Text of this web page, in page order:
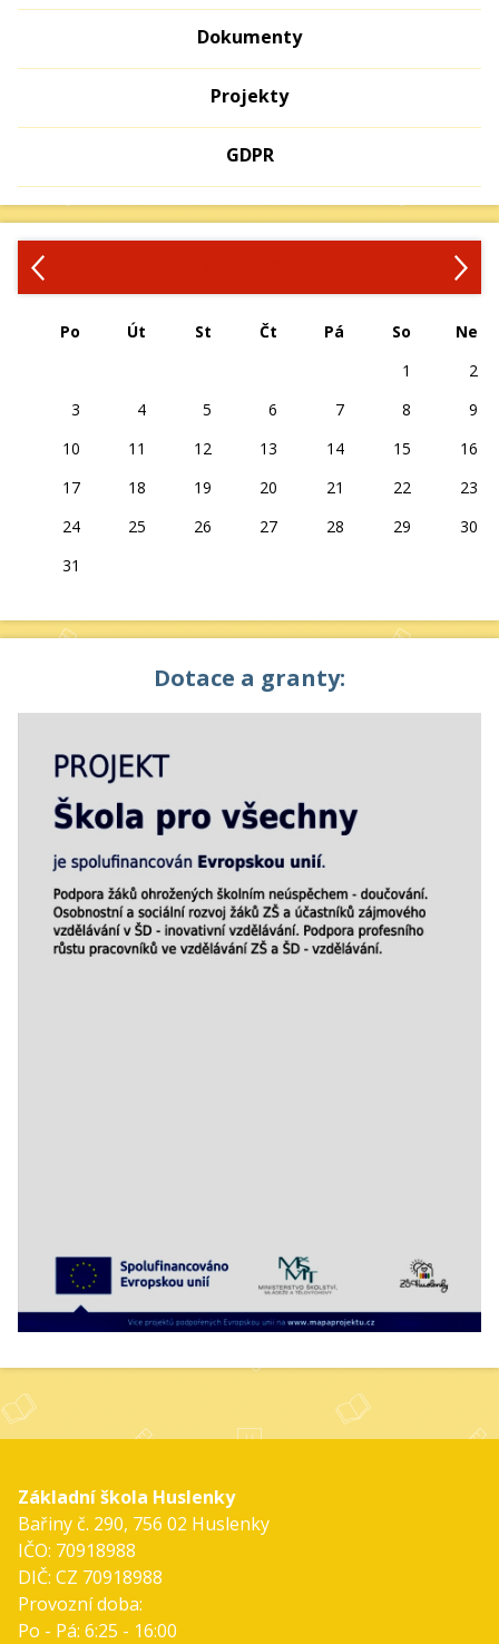
Dokumenty
Projekty
GDPR
‹
Po Út St Čt Pá So
Ne
1
2
3
4 5 6 7 8
9
10
11 12 13 14 15
16
17
18 19 20 21 22
23
24
25 26 27 28 29
30
31
Dotace a granty:
Základní škola Huslenky
Bařiny č. 290, 756 02 Huslenky
IČO: 70918988
DIČ: CZ 70918988
Provozní doba:
Po - Pá: 6:25 - 16:00